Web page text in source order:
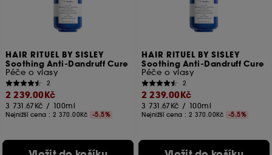
HAIR RITUEL BY SISLEY
Soothing Anti-Dandruff Cure
Péče o vlasy
2
2 239.00Kč
3 731.67Kč / 100ml
Nejnižší cena :2 370.00Kč -5.5%
HAIR RITUEL BY SISLEY
Soothing Anti-Dandruff Cure
Péče o vlasy
2
2 239.00Kč
3 731.67Kč / 100ml
Nejnižší cena :2 370.00Kč -5.5%
cílem zlepšit jeho výkon.
Ukládání a čtení netechnických souborů cookies
souborů cookies můžete upravit pomocí tlačítka níže
"Upravit nastavení" nebo zvolit možnost "Přijmout vše".
Svůj souhlas můžete kdykoli odvolat. Pokud chcete
získat více informací o souborech cookies, klikněte
zde .